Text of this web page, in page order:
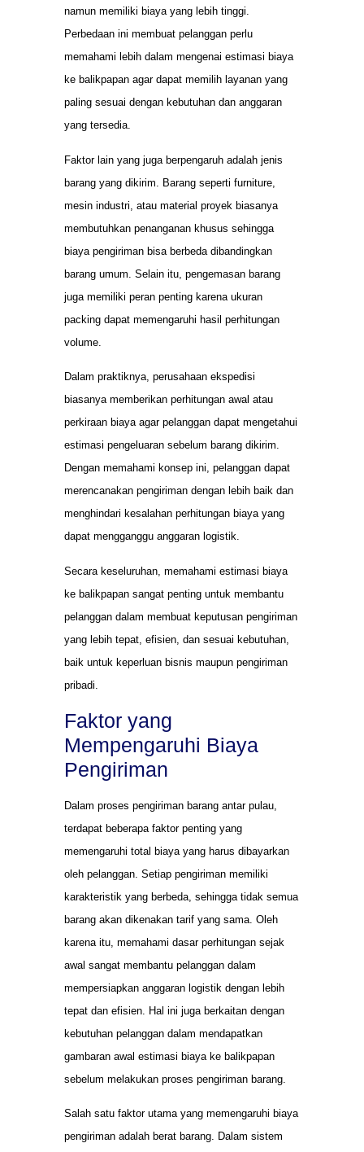
namun memiliki biaya yang lebih tinggi.
Perbedaan ini membuat pelanggan perlu
memahami lebih dalam mengenai estimasi biaya
ke balikpapan agar dapat memilih layanan yang
paling sesuai dengan kebutuhan dan anggaran
yang tersedia.
Faktor lain yang juga berpengaruh adalah jenis
barang yang dikirim. Barang seperti furniture,
mesin industri, atau material proyek biasanya
membutuhkan penanganan khusus sehingga
biaya pengiriman bisa berbeda dibandingkan
barang umum. Selain itu, pengemasan barang
juga memiliki peran penting karena ukuran
packing dapat memengaruhi hasil perhitungan
volume.
Dalam praktiknya, perusahaan ekspedisi
biasanya memberikan perhitungan awal atau
perkiraan biaya agar pelanggan dapat mengetahui
estimasi pengeluaran sebelum barang dikirim.
Dengan memahami konsep ini, pelanggan dapat
merencanakan pengiriman dengan lebih baik dan
menghindari kesalahan perhitungan biaya yang
dapat mengganggu anggaran logistik.
Secara keseluruhan, memahami estimasi biaya
ke balikpapan sangat penting untuk membantu
pelanggan dalam membuat keputusan pengiriman
yang lebih tepat, efisien, dan sesuai kebutuhan,
baik untuk keperluan bisnis maupun pengiriman
pribadi.
Faktor yang
Mempengaruhi Biaya
Pengiriman
Dalam proses pengiriman barang antar pulau,
terdapat beberapa faktor penting yang
memengaruhi total biaya yang harus dibayarkan
oleh pelanggan. Setiap pengiriman memiliki
karakteristik yang berbeda, sehingga tidak semua
barang akan dikenakan tarif yang sama. Oleh
karena itu, memahami dasar perhitungan sejak
awal sangat membantu pelanggan dalam
mempersiapkan anggaran logistik dengan lebih
tepat dan efisien. Hal ini juga berkaitan dengan
kebutuhan pelanggan dalam mendapatkan
gambaran awal estimasi biaya ke balikpapan
sebelum melakukan proses pengiriman barang.
Salah satu faktor utama yang memengaruhi biaya
pengiriman adalah berat barang. Dalam sistem